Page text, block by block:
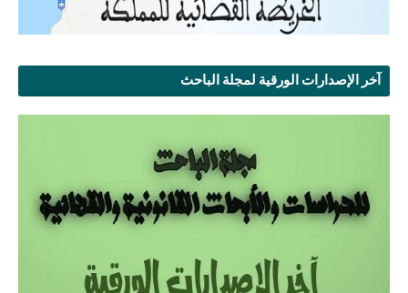
آخر الإصدارات الورقية لمجلة الباحث